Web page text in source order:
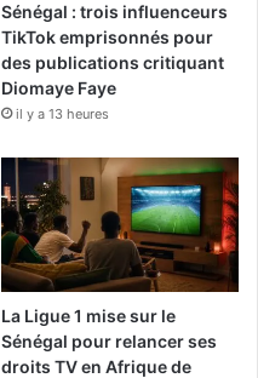
Sénégal : trois influenceurs
TikTok emprisonnés pour
des publications critiquant
Diomaye Faye
il y a 13 heures
La Ligue 1 mise sur le
Sénégal pour relancer ses
droits TV en Afrique de